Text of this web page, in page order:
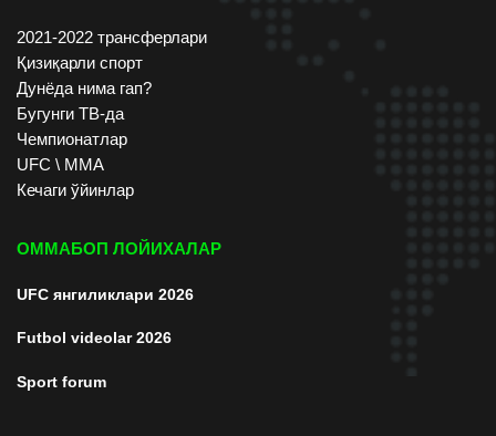
2021-2022 трансферлари
Қизиқарли спорт
Дунёда нима гап?
Бугунги ТВ-да
Чемпионатлар
UFC \ ММА
Кечаги ўйинлар
ОММАБОП ЛОЙИХАЛАР
UFC янгиликлари 2026
Futbol videolar 2026
Sport forum